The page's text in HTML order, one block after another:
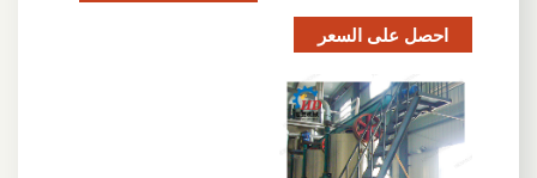
احصل على السعر